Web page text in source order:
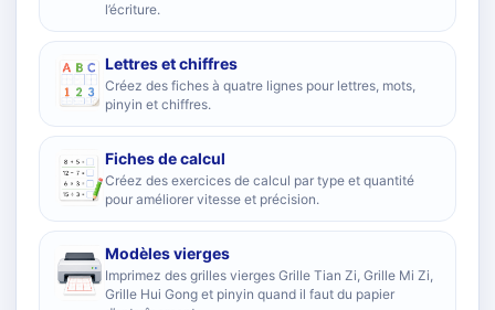
l’écriture.
Lettres et chiffres
Créez des fiches à quatre lignes pour lettres, mots,
pinyin et chiffres.
Fiches de calcul
Créez des exercices de calcul par type et quantité
pour améliorer vitesse et précision.
Modèles vierges
Imprimez des grilles vierges Grille Tian Zi, Grille Mi Zi,
Grille Hui Gong et pinyin quand il faut du papier